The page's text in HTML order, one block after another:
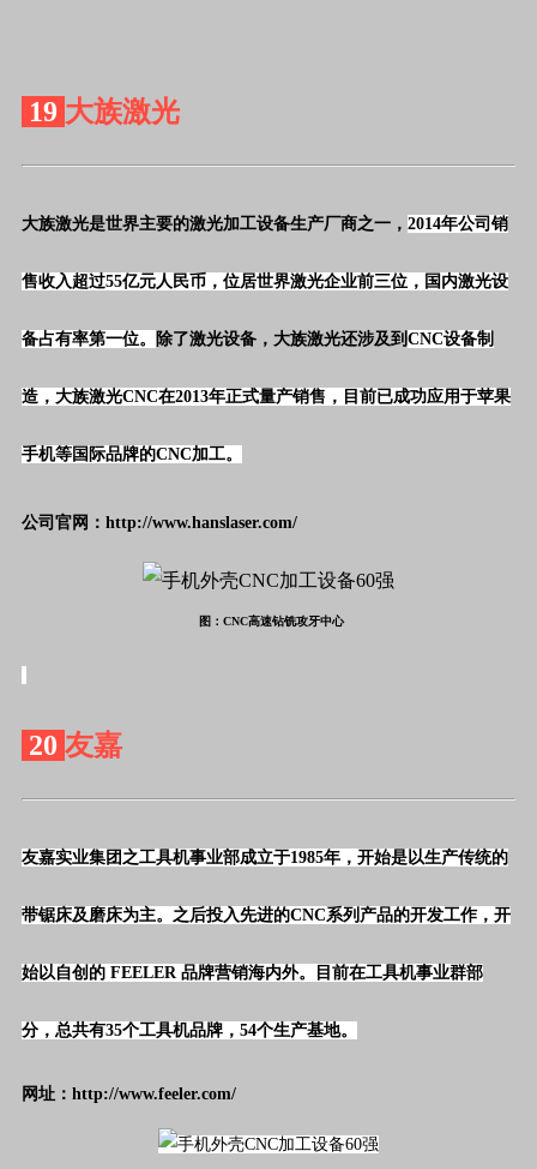
19 大族激光
大族激光是世界主要的激光加工设备生产厂商之一， 2014年公司销
售收入超过55亿元人民币，位居世界激光企业前三位，国内激光设
备占有率第一位。 除了激光设备，大族激光还涉及到 CNC设备制
造，大族激光CNC在2013年正式量产销售，目前已成功应用于苹果
手机等国际品牌的CNC加工。
公司官网：http://www.hanslaser.com/
图：CNC高速钻铣攻牙中心
20 友嘉
友嘉实业集团之工具机事业部成立于1985年，开始是以生产传统的
带锯床及磨床为主。之后投入先进的CNC系列产品的开发工作，开
始以自创的 FEELER 品牌营销海内外。目前在工具机事业群部
分，总共有35个工具机品牌， 54个生产基地。
网址：http://www.feeler.com/